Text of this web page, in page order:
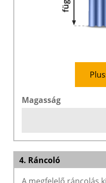
Magasság
4. Ráncoló